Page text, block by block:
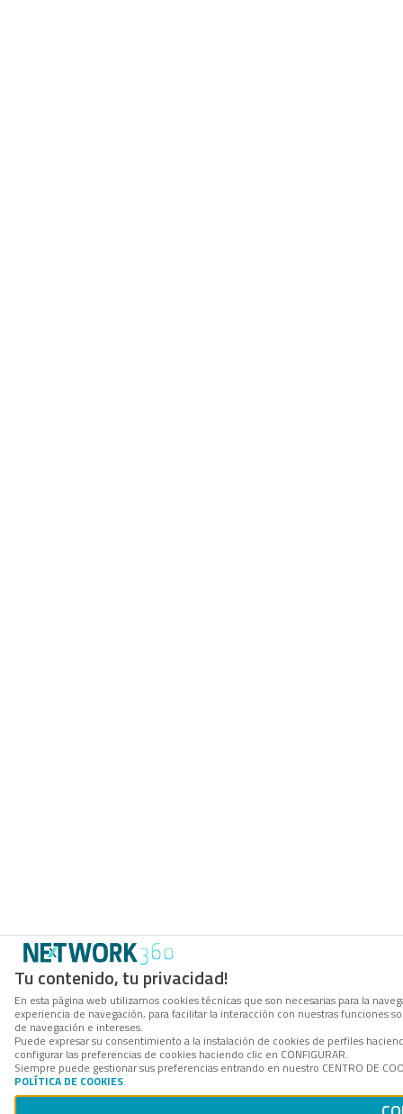
Tu contenido, tu privacidad!
En esta página web utilizamos cookies técnicas que son necesarias para la
experiencia de navegación, para facilitar la interacción con nuestras funciones
de navegación e intereses.
Puede expresar su consentimiento a la instalación de cookies de perfiles
configurar las preferencias de cookies haciendo clic en CONFIGURAR.
Siempre puede gestionar sus preferencias entrando en nuestro CENTRO DE
POLÍTICA DE COOKIES.